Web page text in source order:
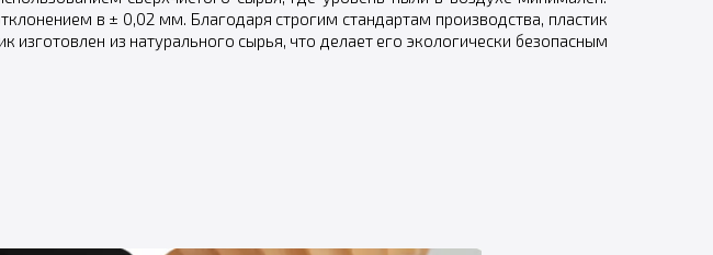
в ± 0,02 мм. Благодаря строгим стандартам производства, пластик
изготовлен из натурального сырья, что делает его экологически безопасным